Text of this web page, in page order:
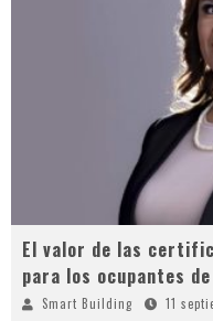
El valor de las
para los ocupantes
Smart Building
11